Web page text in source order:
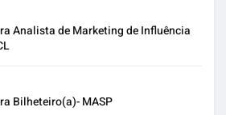
Analista de Marketing de Influência
Bilheteiro(a)- MASP